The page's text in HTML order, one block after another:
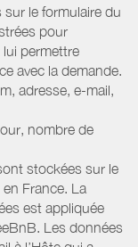
sur le formulaire du
pour
lui permettre
avec la demande.
adresse, e-mail,
nombre de
stockées sur le
France. La
est appliquée
Les données